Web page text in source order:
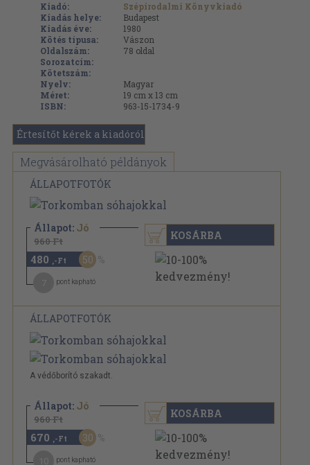
Kiadó:
Szépirodalmi Könyvkiadó
Kiadás helye:
Budapest
Kiadás éve:
1980
Kötés típusa:
Vászon
Oldalszám:
78 oldal
Sorozatcím:
Kötetszám:
Nyelv:
Magyar
Méret:
19 cm x 13 cm
ISBN:
963-15-1734-9
Értesítőt kérek a kiadóról
Megvásárolható példányok
ÁLLAPOTFOTÓK
Állapot: Jó
960 Ft
480 ,-Ft 50
pont kapható
KOSÁRBA
ÁLLAPOTFOTÓK
A védőborító szakadt.
Állapot: Jó
960 Ft
670 ,-Ft 30
pont kapható
KOSÁRBA